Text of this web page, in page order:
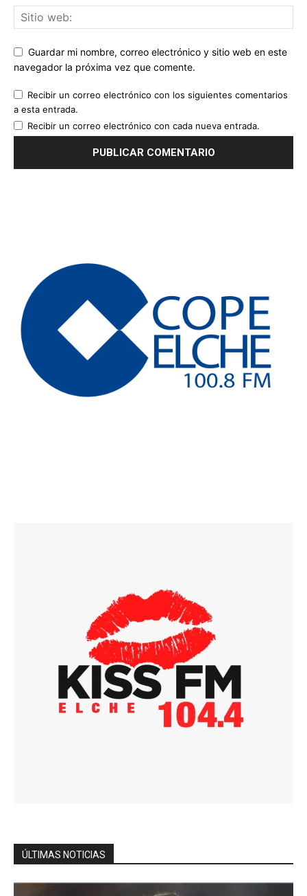
Guardar mi nombre, correo electrónico y sitio web en este
navegador la próxima vez que comente.
Recibir un correo electrónico con los siguientes comentarios
a esta entrada.
Recibir un correo electrónico con cada nueva entrada.
ÚLTIMAS NOTICIAS